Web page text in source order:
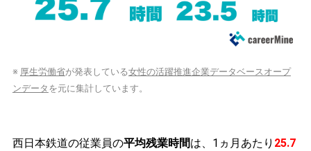
※ 厚生労働省が発表している女性の活躍推進企業データベースオープ
ンデータ を元に集計しています。
西日本鉄道の従業員の平均残業時間は、1ヵ月あたり 25.7